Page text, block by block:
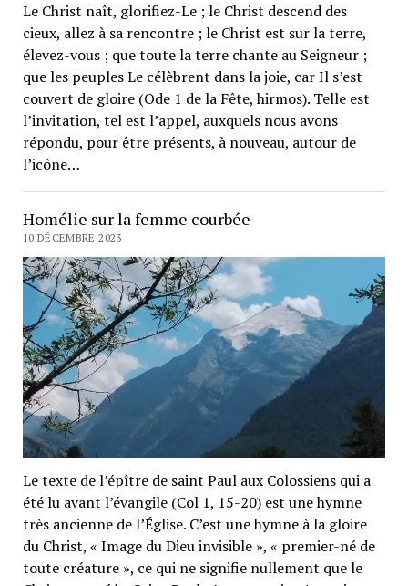
Le Christ naît, glorifiez-Le ; le Christ descend des
cieux, allez à sa rencontre ; le Christ est sur la terre,
élevez-vous ; que toute la terre chante au Seigneur ;
que les peuples Le célèbrent dans la joie, car Il s’est
couvert de gloire (Ode 1 de la Fête, hirmos). Telle est
l’invitation, tel est l’appel, auxquels nous avons
répondu, pour être présents, à nouveau, autour de
l’icône…
Homélie sur la femme courbée
10 DÉCEMBRE 2023
Le texte de l’épître de saint Paul aux Colossiens qui a
été lu avant l’évangile (Col 1, 15-20) est une hymne
très ancienne de l’Église. C’est une hymne à la gloire
du Christ, « Image du Dieu invisible », « premier-né de
toute créature », ce qui ne signifie nullement que le